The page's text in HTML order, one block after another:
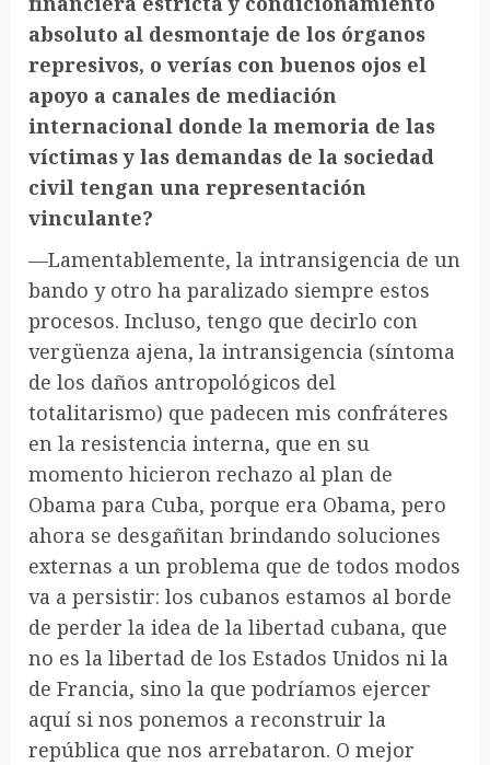
absoluto al desmontaje de los órganos
represivos, o verías con buenos ojos el
apoyo a canales de mediación
internacional donde la memoria de las
víctimas y las demandas de la sociedad
civil tengan una representación
vinculante?
—Lamentablemente, la intransigencia de un
bando y otro ha paralizado siempre estos
procesos. Incluso, tengo que decirlo con
vergüenza ajena, la intransigencia (síntoma
de los daños antropológicos del
totalitarismo) que padecen mis confráteres
en la resistencia interna, que en su
momento hicieron rechazo al plan de
Obama para Cuba, porque era Obama, pero
ahora se desgañitan brindando soluciones
externas a un problema que de todos modos
va a persistir: los cubanos estamos al borde
de perder la idea de la libertad cubana, que
no es la libertad de los Estados Unidos ni la
de Francia, sino la que podríamos ejercer
aquí si nos ponemos a reconstruir la
república que nos arrebataron. O mejor